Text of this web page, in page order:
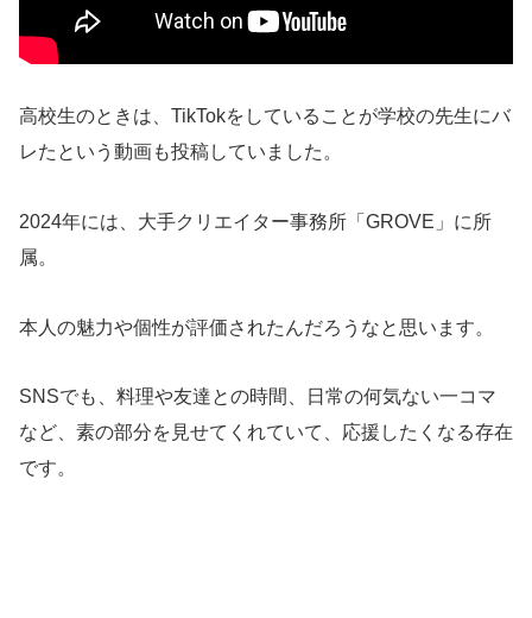
高校生のときは、TikTokをしていることが学校の先生にバ
レたという動画も投稿していました。
2024年には、大手クリエイター事務所「GROVE」に所
属。
本人の魅力や個性が評価されたんだろうなと思います。
SNSでも、料理や友達との時間、日常の何気ない一コマ
など、素の部分を見せてくれていて、応援したくなる存在
です。